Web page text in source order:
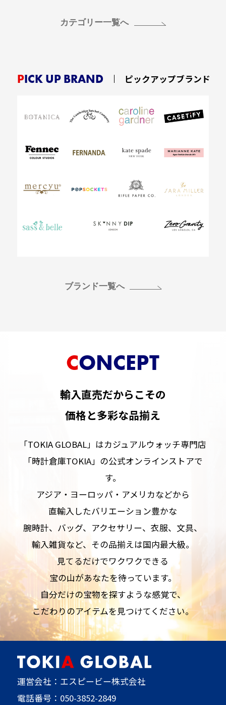
カテゴリー一覧へ
PICK UP BRAND ピックアップブランド
ブランド一覧へ
CONCEPT
輸入直売だからこその
価格と多彩な品揃え
「TOKIA GLOBAL」はカジュアルウォッチ専門店
「時計倉庫TOKIA」の公式オンラインストアで
す。
アジア・ヨーロッパ・アメリカなどから
直輸入したバリエーション豊かな
腕時計、バッグ、アクセサリー、衣服、文具、
輸入雑貨など、その品揃えは国内最大級。
見てるだけでワクワクできる
宝の山があなたを待っています。
自分だけの宝物を探すような感覚で、
こだわりのアイテムを見つけてください。
運営会社：エスピービー株式会社
電話番号： 050-3852-2849